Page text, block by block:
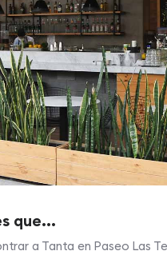
que...
a Tanta en Paseo Las